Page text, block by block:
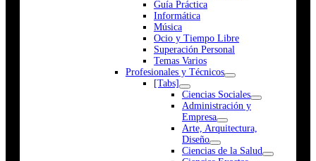
Guía Práctica
Informática
Música
Ocio y Tiempo Libre
Superación Personal
Temas Varios
Profesionales y Técnicos
[Tabs]
Ciencias Sociales
Administración y
Empresa
Arte, Arquitectura,
Diseño
Ciencias de la Salud